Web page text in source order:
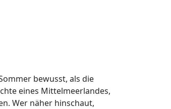
bewusst, als die
eines Mittelmeerlandes,
Wer näher hinschaut,